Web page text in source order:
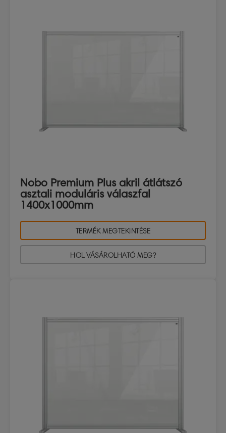
Nobo Premium Plus akril átlátszó
asztali moduláris válaszfal
1400x1000mm
TERMÉK MEGTEKINTÉSE
HOL VÁSÁROLHATÓ MEG?